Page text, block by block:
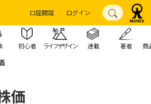
口座開設 ログイン
初心者 ライフデザイン 連載 著者 商
価